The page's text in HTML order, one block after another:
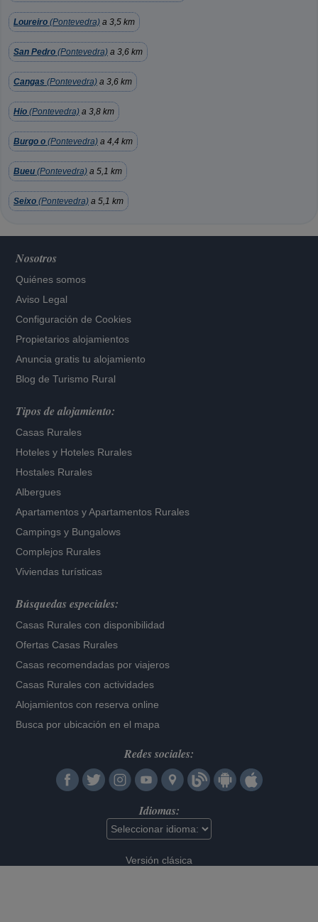
Loureiro (Pontevedra) a 3,5 km
San Pedro (Pontevedra) a 3,6 km
Cangas (Pontevedra) a 3,6 km
Hio (Pontevedra) a 3,8 km
Burgo o (Pontevedra) a 4,4 km
Bueu (Pontevedra) a 5,1 km
Seixo (Pontevedra) a 5,1 km
Nosotros
Quiénes somos
Aviso Legal
Configuración de Cookies
Propietarios alojamientos
Anuncia gratis tu alojamiento
Blog de Turismo Rural
Tipos de alojamiento:
Casas Rurales
Hoteles y Hoteles Rurales
Hostales Rurales
Albergues
Apartamentos yApartamentos Rurales
Campings y Bungalows
Complejos Rurales
Viviendas turísticas
Búsquedas especiales:
Casas Rurales con disponibilidad
Ofertas Casas Rurales
Casas recomendadas por viajeros
Casas Rurales con actividades
Alojamientos con reserva online
Busca por ubicación en el mapa
Redes sociales:
Idiomas:
Versión clásica